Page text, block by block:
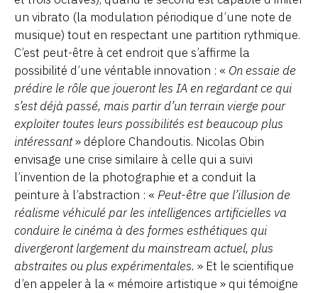
un vibrato (la modulation périodique d’une note de
musique) tout en respectant une partition rythmique.
C’est peut-être à cet endroit que s’affirme la
possibilité d’une véritable innovation : « On essaie de
prédire le rôle que joueront les IA en regardant ce qui
s’est déjà passé, mais partir d’un terrain vierge pour
exploiter toutes leurs possibilités est beaucoup plus
intéressant» déplore Chandoutis. Nicolas Obin
envisage une crise similaire à celle qui a suivi
l’invention de la photographie et a conduit la
peinture à l’abstraction : « Peut-être que l’illusion de
réalisme véhiculé par les intelligences artificielles va
conduire le cinéma à des formes esthétiques qui
divergeront largement du mainstream actuel, plus
abstraites ou plus expérimentales. » Et le scientifique
d’en appeler à la « mémoire artistique » qui témoigne